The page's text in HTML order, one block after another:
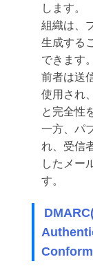
します。
組織は、
生成する
できます。
前者は送
使用され
と完全性
一方、パ
れ、受信
したメー
す。